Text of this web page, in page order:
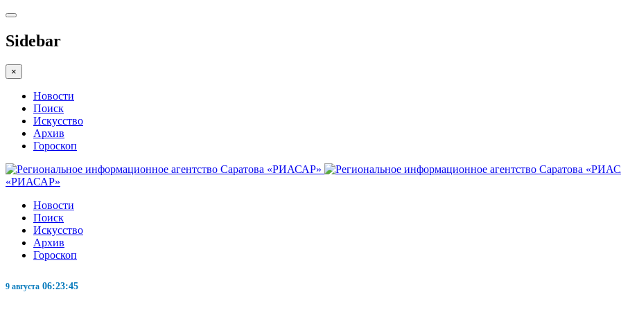
Sidebar
×
Новости
Поиск
Искусство
Архив
Гороскоп
«РИАСАР»
Новости
Поиск
Искусство
Архив
Гороскоп
9 августа 06:23:45